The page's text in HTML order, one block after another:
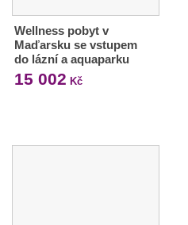
Wellness pobyt v
Maďarsku se vstupem
do lázní a aquaparku
15 002 Kč